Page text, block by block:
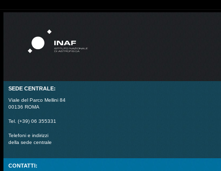
SEDE CENTRALE:
Viale del Parco Mellini 84
00136 ROMA
Tel. (+39) 06 355331
Telefoni e indirizzi
della sede centrale
CONTATTI: